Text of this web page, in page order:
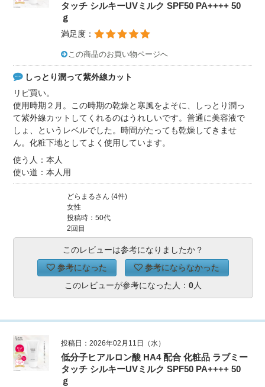
タッチ シルキーUVミルク SPF50 PA++++ 50
ｇ
満足度：
この商品のお買い物ページへ
しっとり潤って紫外線カット
リピ買い。
使用時期２月。この時期の乾燥と寒風をよそに、しっとり潤っ
て紫外線カットしてくれるのはうれしいです。普通に美容液で
しょ、というレベルでした。時間がたっても乾燥してきませ
ん。化粧下地としてよく使用しています。
使う人：本人
使い道：本人用
どらまるさん (4件)
女性
投稿時：50代
2回目
このレビューは参考になりましたか？
参考になった
参考にならなかった
このレビューが参考になった人： 0人
投稿日：2026年02月11日（水）
低分子ヒアルロン酸 HA4 配合 化粧品 ラブミー
タッチ シルキーUVミルク SPF50 PA++++ 50
ｇ